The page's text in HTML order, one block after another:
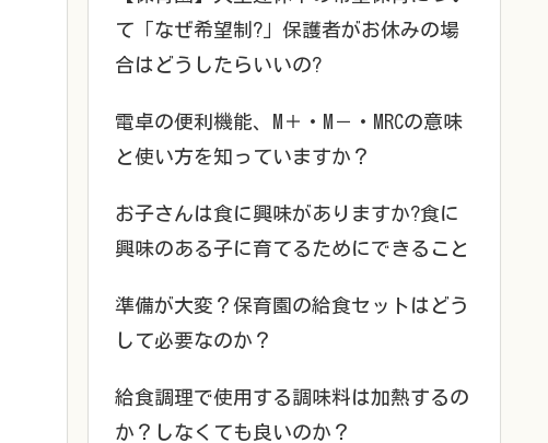
て「なぜ希望制?」保護者がお休みの場
合はどうしたらいいの?
電卓の便利機能、M＋・M－・MRCの意味
と使い方を知っていますか？
お子さんは食に興味がありますか?食に
興味のある子に育てるためにできること
準備が大変？保育園の給食セットはどう
して必要なのか？
給食調理で使用する調味料は加熱するの
か？しなくても良いのか？